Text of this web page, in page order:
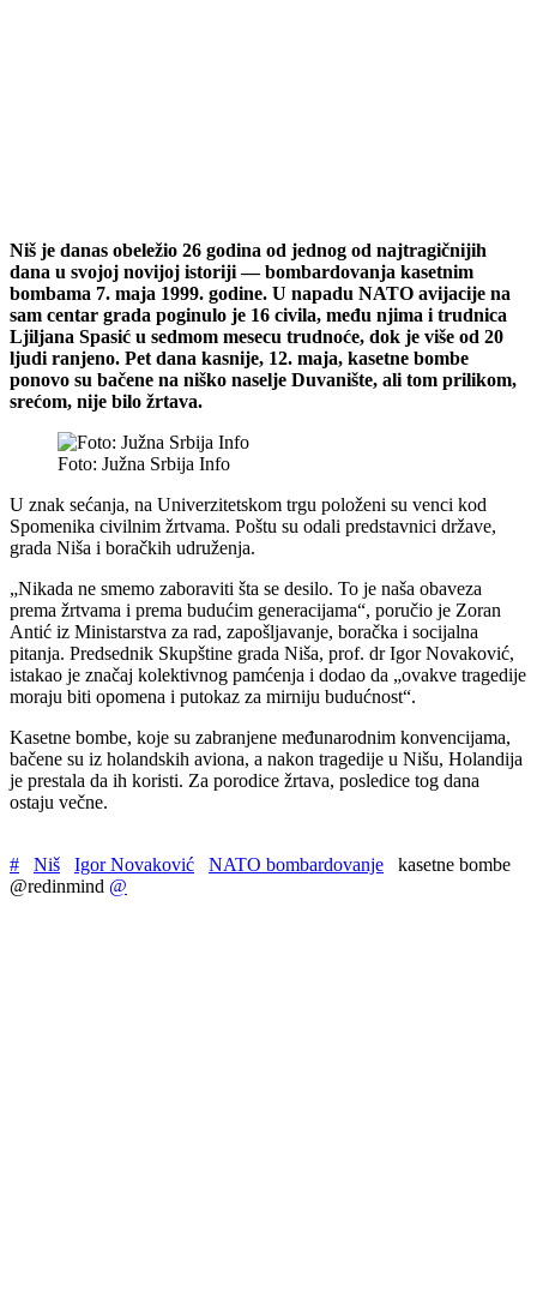
Niš je danas obeležio 26 godina od jednog od najtragičnijih
dana u svojoj novijoj istoriji — bombardovanja kasetnim
bombama 7. maja 1999. godine. U napadu NATO avijacije na
sam centar grada poginulo je 16 civila, među njima i trudnica
Ljiljana Spasić u sedmom mesecu trudnoće, dok je više od 20
ljudi ranjeno. Pet dana kasnije, 12. maja, kasetne bombe
ponovo su bačene na niško naselje Duvanište, ali tom prilikom,
srećom, nije bilo žrtava.
Foto: Južna Srbija Info
U znak sećanja, na Univerzitetskom trgu položeni su venci kod
Spomenika civilnim žrtvama. Poštu su odali predstavnici države,
grada Niša i boračkih udruženja.
„Nikada ne smemo zaboraviti šta se desilo. To je naša obaveza
prema žrtvama i prema budućim generacijama“, poručio je Zoran
Antić iz Ministarstva za rad, zapošljavanje, boračka i socijalna
pitanja. Predsednik Skupštine grada Niša, prof. dr Igor Novaković,
istakao je značaj kolektivnog pamćenja i dodao da „ovakve tragedije
moraju biti opomena i putokaz za mirniju budućnost“.
Kasetne bombe, koje su zabranjene međunarodnim konvencijama,
bačene su iz holandskih aviona, a nakon tragedije u Nišu, Holandija
je prestala da ih koristi. Za porodice žrtava, posledice tog dana
ostaju večne.
# Niš Igor Novaković NATO bombardovanje
kasetne bombe
@redinmind @